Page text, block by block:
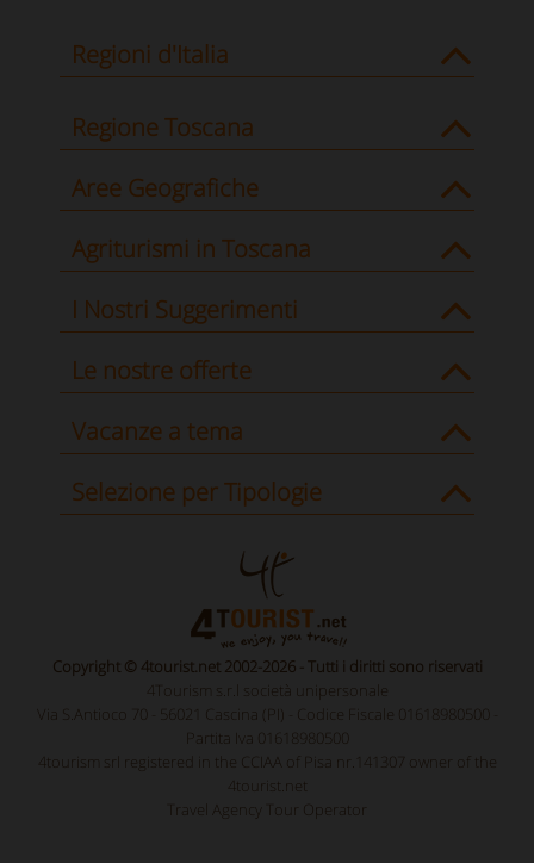
Regioni d'Italia
Regione Toscana
Aree Geografiche
Agriturismi in Toscana
I Nostri Suggerimenti
Le nostre offerte
Vacanze a tema
Selezione per Tipologie
Copyright © 4tourist.net 2002-2026 - Tutti i diritti sono riservati
4Tourism s.r.l società unipersonale
Via S.Antioco 70 - 56021 Cascina (PI) - Codice Fiscale 01618980500 -
Partita Iva 01618980500
4tourism srl registered in the CCIAA of Pisa nr.141307 owner of the
4tourist.net
Travel Agency Tour Operator